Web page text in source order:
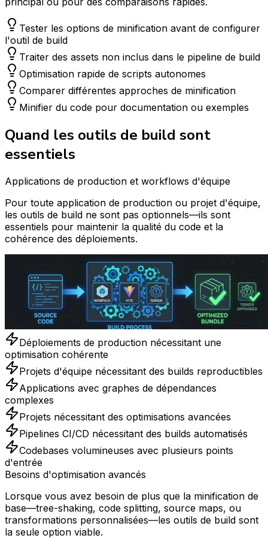
Tester les options de minification avant de configurer
l'outil de build
Traiter des assets non inclus dans le pipeline de build
Optimisation rapide de scripts autonomes
Comparer différentes approches de minification
Minifier du code pour documentation ou exemples
Quand les outils de build sont
essentiels
Applications de production et workflows d'équipe
Pour toute application de production ou projet d'équipe,
les outils de build ne sont pas optionnels—ils sont
essentiels pour maintenir la qualité du code et la
cohérence des déploiements.
Déploiements de production nécessitant une
optimisation cohérente
Projets d'équipe nécessitant des builds reproductibles
Applications avec graphes de dépendances
complexes
Projets nécessitant des optimisations avancées
Pipelines CI/CD nécessitant des builds automatisés
Codebases volumineuses avec plusieurs points
d'entrée
Besoins d'optimisation avancés
Lorsque vous avez besoin de plus que la minification de
base—tree-shaking, code splitting, source maps, ou
transformations personnalisées—les outils de build sont
la seule option viable.